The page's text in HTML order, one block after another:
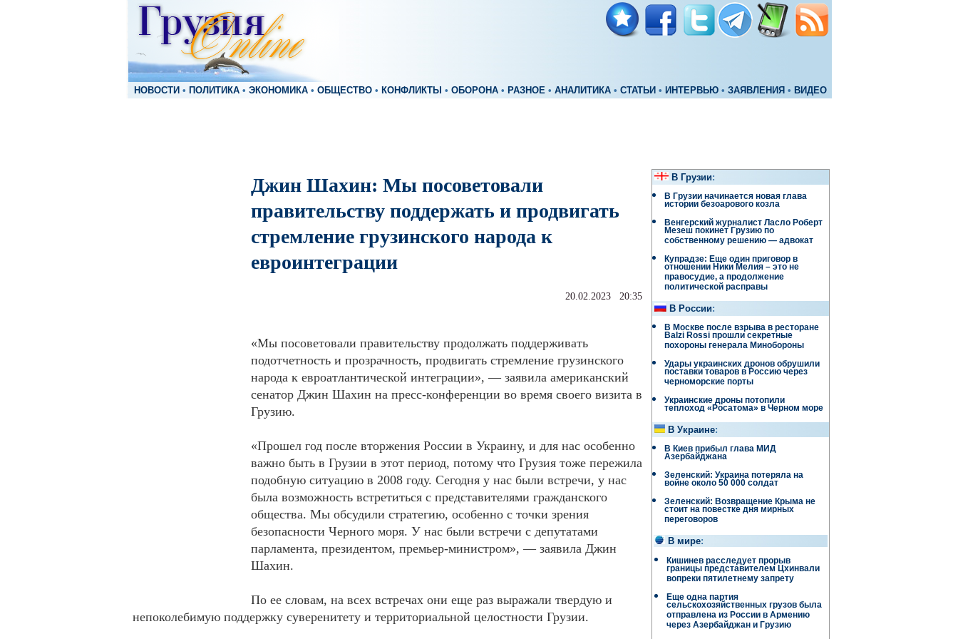
НОВОСТИ • ПОЛИТИКА • ЭКОНОМИКА • ОБЩЕСТВО • КОНФЛИКТЫ • ОБОРОНА • РАЗНОЕ • АНАЛИТИКА • СТАТЬИ • ИНТЕРВЬЮ • ЗАЯВЛЕНИЯ • ВИДЕО
Джин Шахин: Мы посоветовали
правительству поддержать и продвигать
стремление грузинского народа к
евроинтеграции
20.02.2023 20:35
«Мы посоветовали правительству продолжать поддерживать
подотчетность и прозрачность, продвигать стремление грузинского
народа к евроатлантической интеграции», — заявила американский
сенатор Джин Шахин на пресс-конференции во время своего визита в
Грузию.
«Прошел год после вторжения России в Украину, и для нас особенно
важно быть в Грузии в этот период, потому что Грузия тоже пережила
подобную ситуацию в 2008 году. Сегодня у нас были встречи, у нас
была возможность встретиться с представителями гражданского
общества. Мы обсудили стратегию, особенно с точки зрения
безопасности Черного моря. У нас были встречи с депутатами
парламента, президентом, премьер-министром», — заявила Джин
Шахин.
По ее словам, на всех встречах они еще раз выражали твердую и
непоколебимую поддержку суверенитету и территориальной целостности Грузии.
В Грузии:
В Грузии начинается новая глава
истории безоарового козла
Венгерский журналист Ласло Роберт
Мезеш покинет Грузию по
собственному решению — адвокат
Купрадзе: Еще один приговор в
отношении Ники Мелия – это не
правосудие, а продолжение
политической расправы
В России:
В Москве после взрыва в ресторане
Balzi Rossi прошли секретные
похороны генерала Минобороны
Удары украинских дронов обрушили
поставки товаров в Россию через
черноморские порты
Украинские дроны потопили
теплоход «Росатома» в Черном море
В Украине:
В Киев прибыл глава МИД
Азербайджана
Зеленский: Украина потеряла на
войне около 50 000 солдат
Зеленский: Возвращение Крыма не
стоит на повестке дня мирных
переговоров
В мире:
Кишинев расследует прорыв
границы представителем Цхинвали
вопреки пятилетнему запрету
Еще одна партия
сельскохозяйственных грузов была
отправлена ​​из России в Армению
через Азербайджан и Грузию